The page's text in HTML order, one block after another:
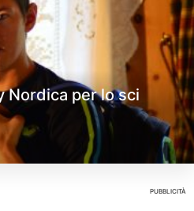
Nordica per lo sci
PUBBLICITÀ